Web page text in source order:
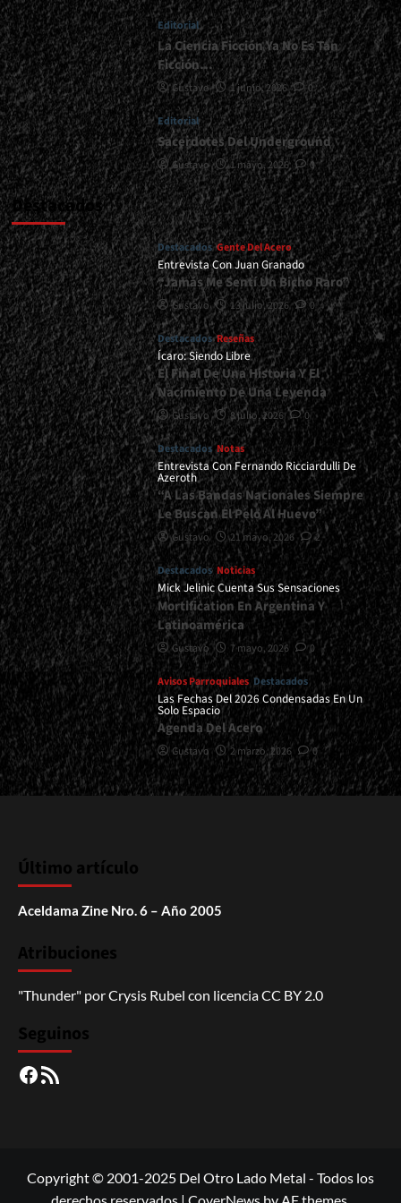
<span>
|
</span>
</small>
<div>Graves
Riffs
Desde
El
Desierto
Cuyano</div>
Editorial
La Ciencia Ficción Ya No Es Tan
Ficción…
Gustavo 1 junio, 2026 0
Editorial
Sacerdotes Del Underground
Gustavo 1 mayo, 2026 0
Destacados
Destacados Gente Del Acero
Entrevista Con Juan Granado
“Jamás Me Sentí Un Bicho Raro”
Gustavo 13 julio, 2026 0
Destacados Reseñas
Ícaro: Siendo Libre
El Final De Una Historia Y El
Nacimiento De Una Leyenda
Gustavo 8 julio, 2026 0
Destacados Notas
Entrevista Con Fernando Ricciardulli De
Azeroth
“A Las Bandas Nacionales Siempre
Le Buscan El Pelo Al Huevo”
Gustavo 21 mayo, 2026 2
Destacados Noticias
Mick Jelinic Cuenta Sus Sensaciones
Mortification En Argentina Y
Latinoamérica
Gustavo 7 mayo, 2026 0
Avisos Parroquiales Destacados
Las Fechas Del 2026 Condensadas En Un
Solo Espacio
Agenda Del Acero
Gustavo 2 marzo, 2026 0
Último artículo
Aceldama Zine Nro. 6 – Año 2005
Atribuciones
"Thunder" porCrysis Rubel con licenciaCC BY 2.0
Seguinos
Facebook
RSS
Copyright © 2001-2025 Del Otro Lado Metal - Todos los